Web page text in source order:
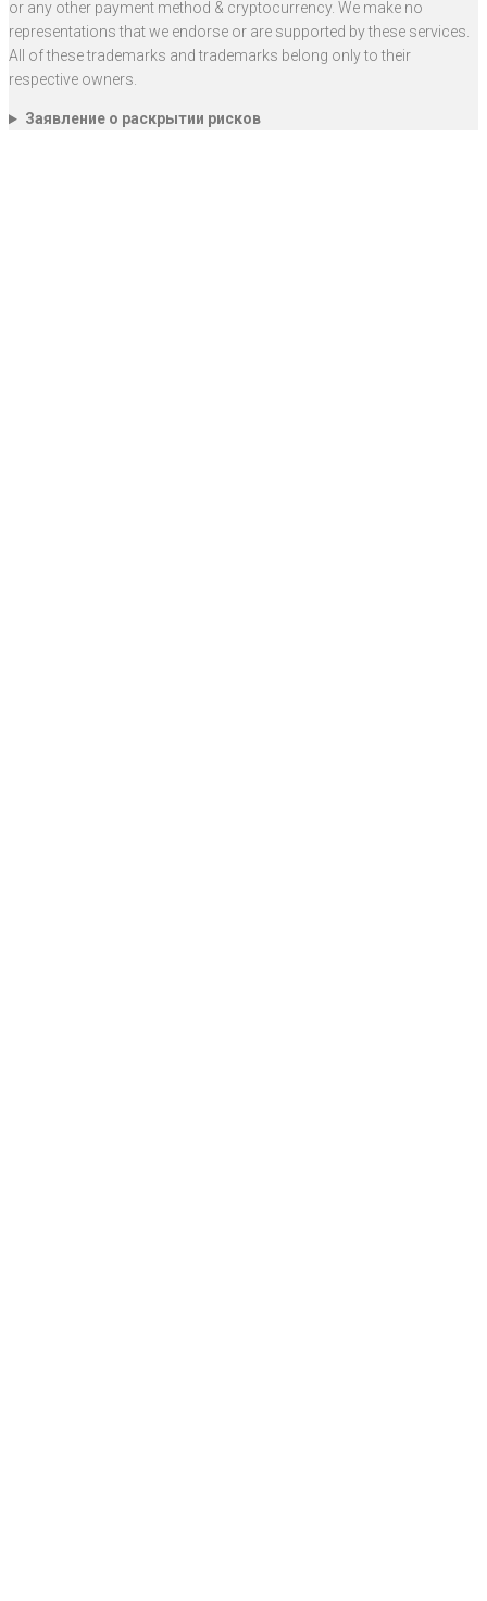
or any other payment method & cryptocurrency. We make no
representations that we endorse or are supported by these services.
All of these trademarks and trademarks belong only to their
respective owners.
Заявление о раскрытии рисков